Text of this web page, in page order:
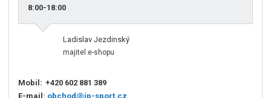
8:00-18:00
Ladislav Jezdinský
majitel e-shopu
Mobil: +420 602 881 389
E-mail: obchod@jp-sport.cz